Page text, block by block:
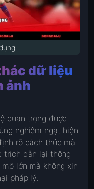
dữ liệu
ảnh
quan trọng được
nghiêm ngặt hiện
rõ cách thức mà
trích dẫn lại thông
lớn mà không xin
pháp lý.